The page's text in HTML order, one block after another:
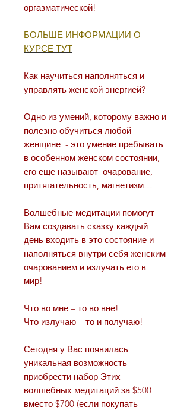
оргазматической!
БОЛЬШЕ ИНФОРМАЦИИ О
КУРСЕ ТУТ
Как научиться наполняться и
управлять женской энергией?
Одно из умений, которому важно и
полезно обучиться любой
женщине - это умение пребывать
в особенном женском состоянии,
его еще называют очарование,
притягательность, магнетизм…
Волшебные медитации помогут
Вам создавать сказку каждый
день входить в это состояние и
наполняться внутри себя женским
очарованием и излучать его в
мир!
Что во мне – то во вне!
Что излучаю – то и получаю!
Сегодня у Вас появилась
уникальная возможность -
приобрести набор Этих
волшебных медитаций за $500
вместо $700 (если покупать